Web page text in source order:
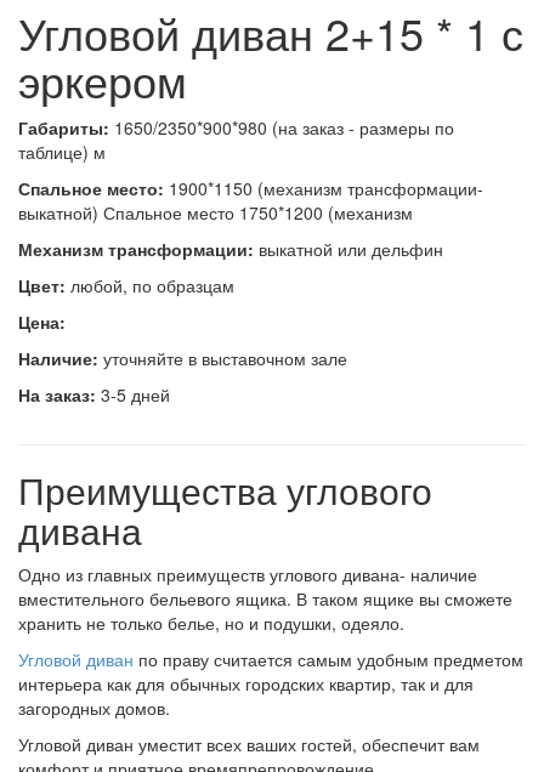
Угловой диван 2+15 * 1 с
эркером
Габариты: 1650/2350*900*980 (на заказ - размеры по
таблице) м
Спальное место: 1900*1150 (механизм трансформации-
выкатной) Спальное место 1750*1200 (механизм
Механизм трансформации: выкатной или дельфин
Цвет: любой, по образцам
Цена:
Наличие: уточняйте в выставочном зале
На заказ: 3-5 дней
Преимущества углового
дивана
Одно из главных преимуществ углового дивана- наличие
вместительного бельевого ящика. В таком ящике вы сможете
хранить не только белье, но и подушки, одеяло.
Угловой диван по праву считается самым удобным предметом
интерьера как для обычных городских квартир, так и для
загородных домов.
Угловой диван уместит всех ваших гостей, обеспечит вам